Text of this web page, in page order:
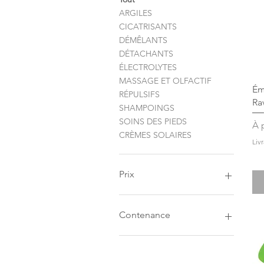
ARGILES
CICATRISANTS
DÉMÊLANTS
DÉTACHANTS
ÉLECTROLYTES
MASSAGE ET OLFACTIF
RÉPULSIFS
SHAMPOINGS
SOINS DES PIEDS
CRÈMES SOLAIRES
Prix
Contenance
1 L
À